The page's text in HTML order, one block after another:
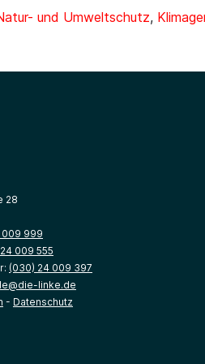
und Umweltschutz,
28
009 999
009 555
(030) 24 009 397
linke.de
- Datenschutz